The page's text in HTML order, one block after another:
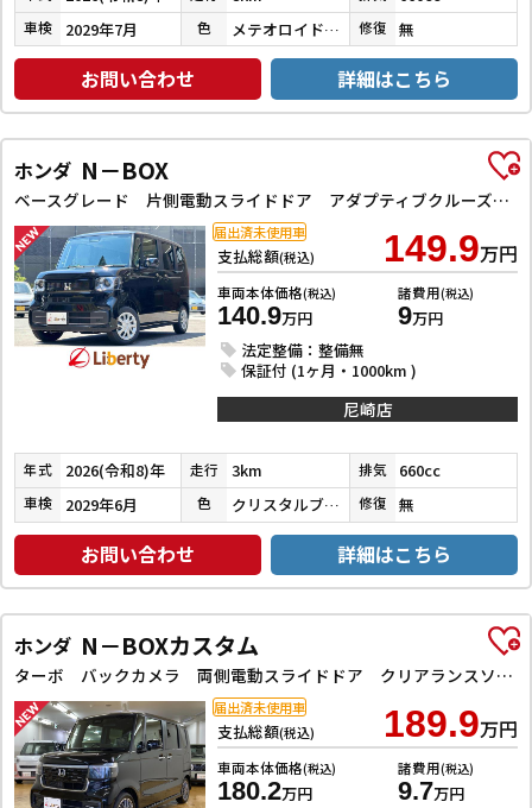
車検 2029年7月 色 メテオロイドグレーメタリック 修復 無
お問い合わせ 詳細はこちら
ホンダ N－BOX
ベースグレード 片側電動スライドドア アダプティブクルーズコントロール LEDヘッドライト クリアランスソナー スマートキー アイドリングストップ CVT ESC チップアップシート エアコン パワーウィンドウ
支払総額(税込) 149.9万円
車両本体価格(税込)
140.9万円
諸費用(税込)
9万円
法定整備：整備無
保証付 (1ヶ月・1000km )
届出済未使用車
尼崎店
年式 2026(令和8)年 走行 3km 排気 660cc
車検 2029年6月 色 クリスタルブラックパール 修復 無
お問い合わせ 詳細はこちら
ホンダ N－BOXカスタム
ターボ バックカメラ 両側電動スライドドア クリアランスソナー オートクルーズコントロール レーンアシスト 衝突被害軽減システム オートライト LEDヘッドランプ スマートキー アイドリングストップ
支払総額(税込) 189.9万円
車両本体価格(税込)
180.2万円
諸費用(税込)
9.7万円
届出済未使用車